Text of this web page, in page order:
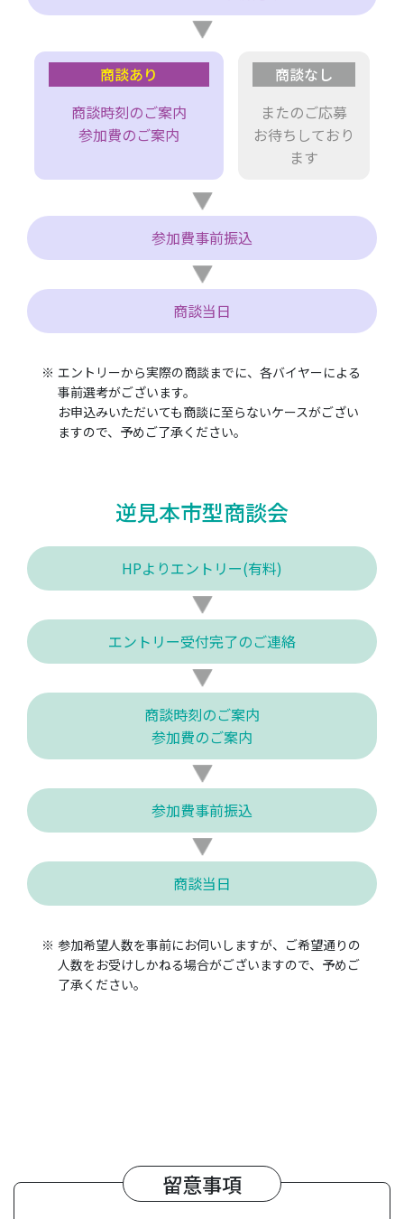
商談あり
商談時刻のご案内
参加費のご案内
商談なし
またのご応募
お待ちしており
ます
参加費事前振込
商談当日
エントリーから実際の商談までに、各バイヤーによる
事前選考がございます。
お申込みいただいても商談に至らないケースがござい
ますので、予めご了承ください。
逆見本市型商談会
HPよりエントリー(有料)
エントリー受付完了のご連絡
商談時刻のご案内
参加費のご案内
参加費事前振込
商談当日
参加希望人数を事前にお伺いしますが、ご希望通りの
人数をお受けしかねる場合がございますので、予めご
了承ください。
留意事項